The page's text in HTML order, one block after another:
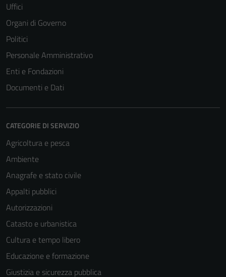
Uffici
Organi di Governo
Politici
Personale Amministrativo
Enti e Fondazioni
Documenti e Dati
CATEGORIE DI SERVIZIO
Agricoltura e pesca
Ambiente
Anagrafe e stato civile
Appalti pubblici
Autorizzazioni
Catasto e urbanistica
Cultura e tempo libero
Educazione e formazione
Giustizia e sicurezza pubblica